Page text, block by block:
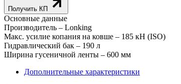
Получить КП
Основные данные
Производитель – Lonking
Макс. усилие копания на ковше – 185 кН (ISO)
Гидравлический бак – 190 л
Ширина гусеничной ленты – 600 мм
Дополнительные характеристики